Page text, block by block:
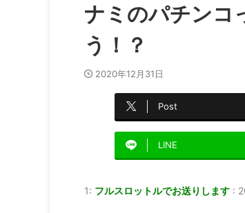
ナミのパチンコ
う！？
2020年12月31日
Post
LINE
1: フルスロットルでお送りします :